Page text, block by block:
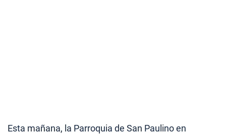
Esta mañana, la Parroquia de San Paulino en